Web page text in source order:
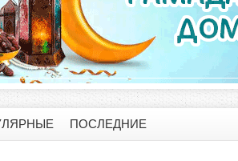
ПОСЛЕДНИЕ